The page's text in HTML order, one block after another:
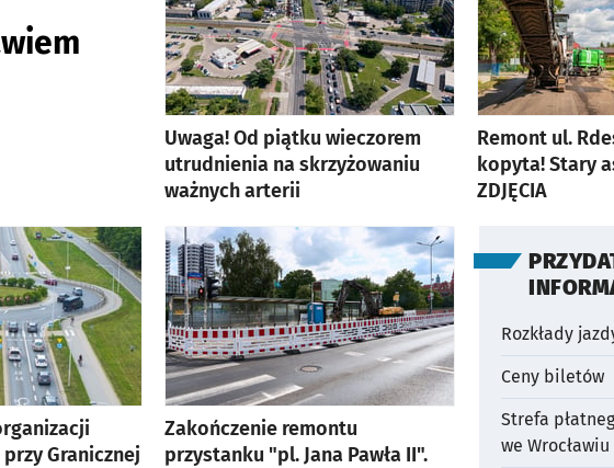
Uwaga! Od piątku wieczorem
utrudnienia na skrzyżowaniu
ważnych arterii
Remont ul.
kopyta! Stary
ZDJĘCIA
Granicznej
Zakończenie remontu
przystanku "pl. Jana Pawła II".
Rozkłady
Ceny biletów
Strefa
we Wrocławiu